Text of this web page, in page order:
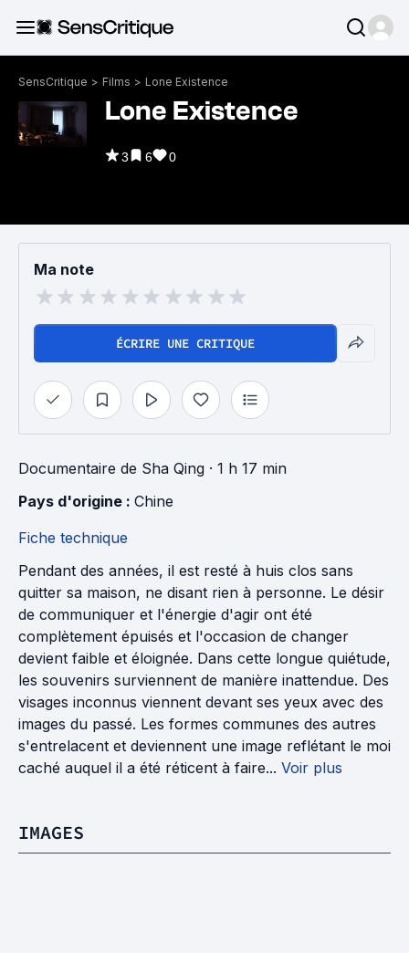
SensCritique > Films > Lone Existence
Lone Existence
3 6 0
Ma note
ÉCRIRE UNE CRITIQUE
Documentaire de Sha Qing · 1 h 17 min
Pays d'origine : Chine
Fiche technique
Pendant des années, il est resté à huis clos sans
quitter sa maison, ne disant rien à personne. Le désir
de communiquer et l'énergie d'agir ont été
complètement épuisés et l'occasion de changer
devient faible et éloignée. Dans cette longue quiétude,
les souvenirs surviennent de manière inattendue. Des
visages inconnus viennent devant ses yeux avec des
images du passé. Les formes communes des autres
s'entrelacent et deviennent une image reflétant le moi
caché auquel il a été réticent à faire... Voir plus
IMAGES